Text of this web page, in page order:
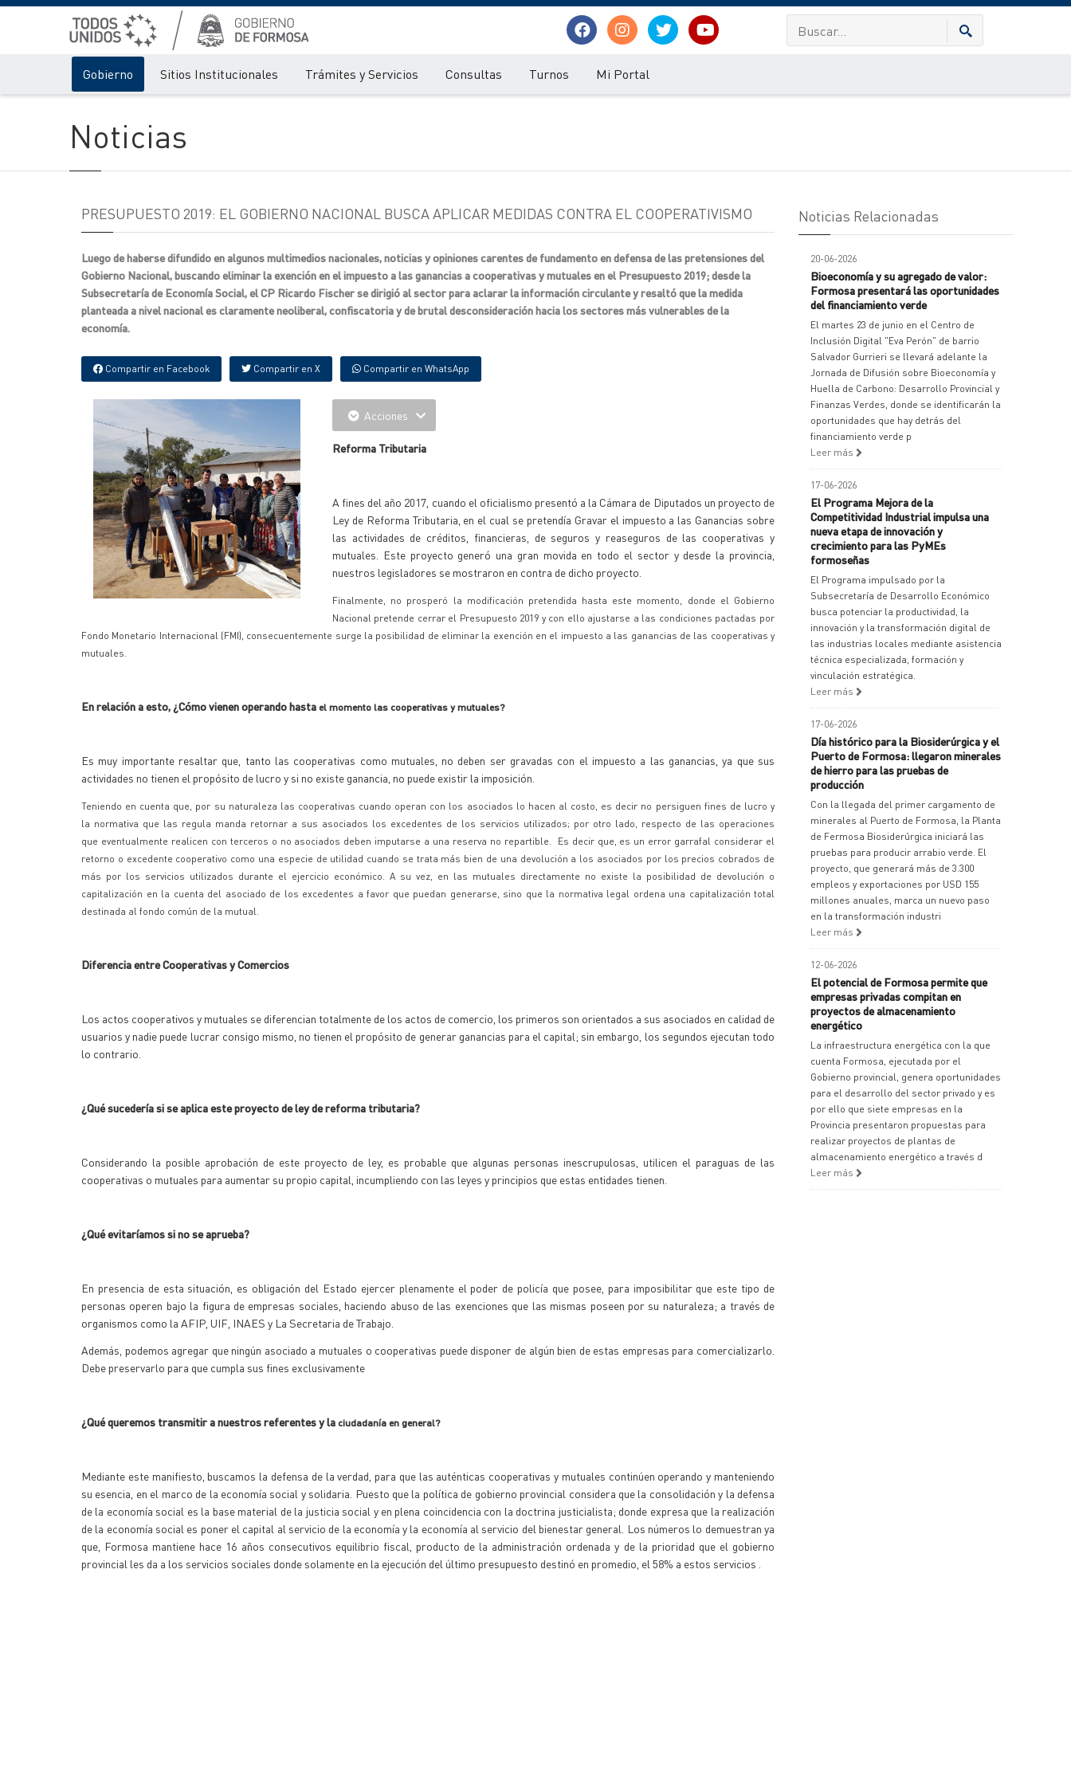
Gobierno Sitios Institucionales Trámites y Servicios Consultas Turnos Mi Portal
Noticias
PRESUPUESTO 2019: EL GOBIERNO NACIONAL BUSCA APLICAR MEDIDAS CONTRA EL COOPERATIVISMO
Luego de haberse difundido en algunos multimedios nacionales, noticias y opiniones carentes de fundamento en defensa de las pretensiones del
Gobierno Nacional, buscando eliminar la exención en el impuesto a las ganancias a cooperativas y mutuales en el Presupuesto 2019; desde la
Subsecretaría de Economía Social, el CP Ricardo Fischer se dirigió al sector para aclarar la información circulante y resaltó que la medida
planteada a nivel nacional es claramente neoliberal, confiscatoria y de brutal desconsideración hacia los sectores más vulnerables de la
economía.
Compartir en Facebook Compartir en X Compartir en WhatsApp
Acciones
Reforma Tributaria
A fines del año 2017, cuando el oficialismo presentó a la Cámara de Diputados un proyecto de
Ley de Reforma Tributaria, en el cual se pretendía Gravar el impuesto a las Ganancias sobre
las actividades de créditos, financieras, de seguros y reaseguros de las cooperativas y
mutuales. Este proyecto generó una gran movida en todo el sector y desde la provincia,
nuestros legisladores se mostraron en contra de dicho proyecto.
Finalmente, no prosperó la modificación pretendida hasta este momento, donde el Gobierno
Nacional pretende cerrar el Presupuesto 2019 y con ello ajustarse a las condiciones pactadas por
Fondo Monetario Internacional (FMI), consecuentemente surge la posibilidad de eliminar la exención en el impuesto a las ganancias de las cooperativas y
mutuales.
En relación a esto, ¿Cómo vienen operando hasta el momento las cooperativas y mutuales?
Es muy importante resaltar que, tanto las cooperativas como mutuales, no deben ser gravadas con el impuesto a las ganancias, ya que sus
actividades no tienen el propósito de lucro y si no existe ganancia, no puede existir la imposición.
Teniendo en cuenta que, por su naturaleza las cooperativas cuando operan con los asociados lo hacen al costo, es decir no persiguen fines de lucro y
la normativa que las regula manda retornar a sus asociados los excedentes de los servicios utilizados; por otro lado, respecto de las operaciones
que eventualmente realicen con terceros o no asociados deben imputarse a una reserva no repartible. Es decir que, es un error garrafal considerar el
retorno o excedente cooperativo como una especie de utilidad cuando se trata más bien de una devolución a los asociados por los precios cobrados de
más por los servicios utilizados durante el ejercicio económico. A su vez, en las mutuales directamente no existe la posibilidad de devolución o
capitalización en la cuenta del asociado de los excedentes a favor que puedan generarse, sino que la normativa legal ordena una capitalización total
destinada al fondo común de la mutual.
Diferencia entre Cooperativas y Comercios
Los actos cooperativos y mutuales se diferencian totalmente de los actos de comercio, los primeros son orientados a sus asociados en calidad de
usuarios y nadie puede lucrar consigo mismo, no tienen el propósito de generar ganancias para el capital; sin embargo, los segundos ejecutan todo
lo contrario.
¿Qué sucedería si se aplica este proyecto de ley de reforma tributaria?
Considerando la posible aprobación de este proyecto de ley, es probable que algunas personas inescrupulosas, utilicen el paraguas de las
cooperativas o mutuales para aumentar su propio capital, incumpliendo con las leyes y principios que estas entidades tienen.
¿Qué evitaríamos si no se aprueba?
En presencia de esta situación, es obligación del Estado ejercer plenamente el poder de policía que posee, para imposibilitar que este tipo de
personas operen bajo la figura de empresas sociales, haciendo abuso de las exenciones que las mismas poseen por su naturaleza; a través de
organismos como la AFIP, UIF, INAES y La Secretaria de Trabajo.
Además, podemos agregar que ningún asociado a mutuales o cooperativas puede disponer de algún bien de estas empresas para comercializarlo.
Debe preservarlo para que cumpla sus fines exclusivamente
¿Qué queremos transmitir a nuestros referentes y la ciudadanía en general?
Mediante este manifiesto, buscamos la defensa de la verdad, para que las auténticas cooperativas y mutuales continúen operando y manteniendo
su esencia, en el marco de la economía social y solidaria. Puesto que la política de gobierno provincial considera que la consolidación y la defensa
de la economía social es la base material de la justicia social y en plena coincidencia con la doctrina justicialista; donde expresa que la realización
de la economía social es poner el capital al servicio de la economía y la economía al servicio del bienestar general. Los números lo demuestran ya
que, Formosa mantiene hace 16 años consecutivos equilibrio fiscal, producto de la administración ordenada y de la prioridad que el gobierno
provincial les da a los servicios sociales donde solamente en la ejecución del último presupuesto destinó en promedio, el 58% a estos servicios .
Noticias Relacionadas
20-06-2026
Bioeconomía y su agregado de valor:
Formosa presentará las oportunidades
del financiamiento verde
El martes 23 de junio en el Centro de
Inclusión Digital "Eva Perón" de barrio
Salvador Gurrieri se llevará adelante la
Jornada de Difusión sobre Bioeconomía y
Huella de Carbono: Desarrollo Provincial y
Finanzas Verdes, donde se identificarán la
oportunidades que hay detrás del
financiamiento verde p
Leer más
17-06-2026
El Programa Mejora de la
Competitividad Industrial impulsa una
nueva etapa de innovación y
crecimiento para las PyMEs
formoseñas
El Programa impulsado por la
Subsecretaría de Desarrollo Económico
busca potenciar la productividad, la
innovación y la transformación digital de
las industrias locales mediante asistencia
técnica especializada, formación y
vinculación estratégica.
Leer más
17-06-2026
Día histórico para la Biosiderúrgica y el
Puerto de Formosa: llegaron minerales
de hierro para las pruebas de
producción
Con la llegada del primer cargamento de
minerales al Puerto de Formosa, la Planta
de Fermosa Biosiderúrgica iniciará las
pruebas para producir arrabio verde. El
proyecto, que generará más de 3.300
empleos y exportaciones por USD 155
millones anuales, marca un nuevo paso
en la transformación industri
Leer más
12-06-2026
El potencial de Formosa permite que
empresas privadas compitan en
proyectos de almacenamiento
energético
La infraestructura energética con la que
cuenta Formosa, ejecutada por el
Gobierno provincial, genera oportunidades
para el desarrollo del sector privado y es
por ello que siete empresas en la
Provincia presentaron propuestas para
realizar proyectos de plantas de
almacenamiento energético a través d
Leer más